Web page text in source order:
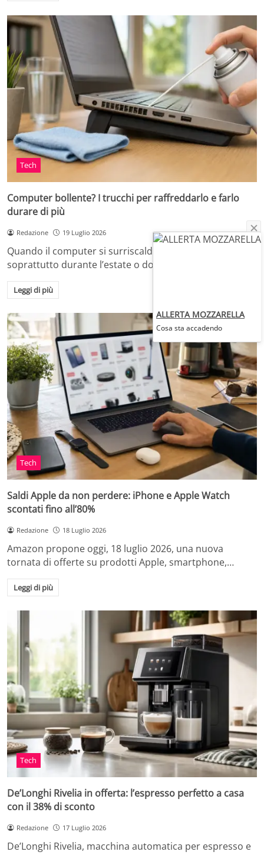
Tech
Computer bollente? I trucchi per raffreddarlo e farlo
durare di più
Redazione 19 Luglio 2026
Quando il computer si surriscalda, in casa o in ufficio,
soprattutto durante l’estate o dopo…
Leggi di più
Tech
Saldi Apple da non perdere: iPhone e Apple Watch
scontati fino all’80%
Redazione 18 Luglio 2026
Amazon propone oggi, 18 luglio 2026, una nuova
tornata di offerte su prodotti Apple, smartphone,…
Leggi di più
Tech
De’Longhi Rivelia in offerta: l’espresso perfetto a casa
con il 38% di sconto
Redazione 17 Luglio 2026
De’Longhi Rivelia, macchina automatica per espresso e
ALLERTA MOZZARELLA
Cosa sta accadendo